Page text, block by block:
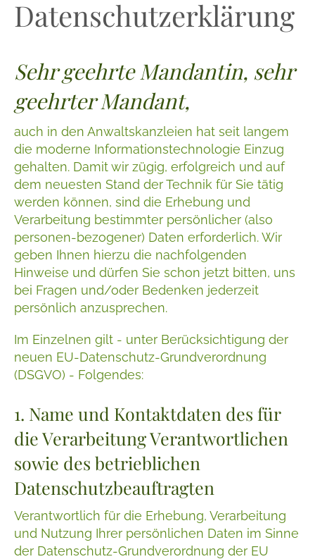
Datenschutzerklärung
Sehr geehrte Mandantin, sehr
geehrter Mandant,
auch in den Anwaltskanzleien hat seit langem
die moderne Informationstechnologie Einzug
gehalten. Damit wir zügig, erfolgreich und auf
dem neuesten Stand der Technik für Sie tätig
werden können, sind die Erhebung und
Verarbeitung bestimmter persönlicher (also
personen-bezogener) Daten erforderlich. Wir
geben Ihnen hierzu die nachfolgenden
Hinweise und dürfen Sie schon jetzt bitten, uns
bei Fragen und/oder Bedenken jederzeit
persönlich anzusprechen.
Im Einzelnen gilt - unter Berücksichtigung der
neuen EU-Datenschutz-Grundverordnung
(DSGVO) - Folgendes:
1. Name und Kontaktdaten des für
die Verarbeitung Verantwortlichen
sowie des betrieblichen
Datenschutzbeauftragten
Verantwortlich für die Erhebung, Verarbeitung
und Nutzung Ihrer persönlichen Daten im Sinne
der Datenschutz-Grundverordnung der EU